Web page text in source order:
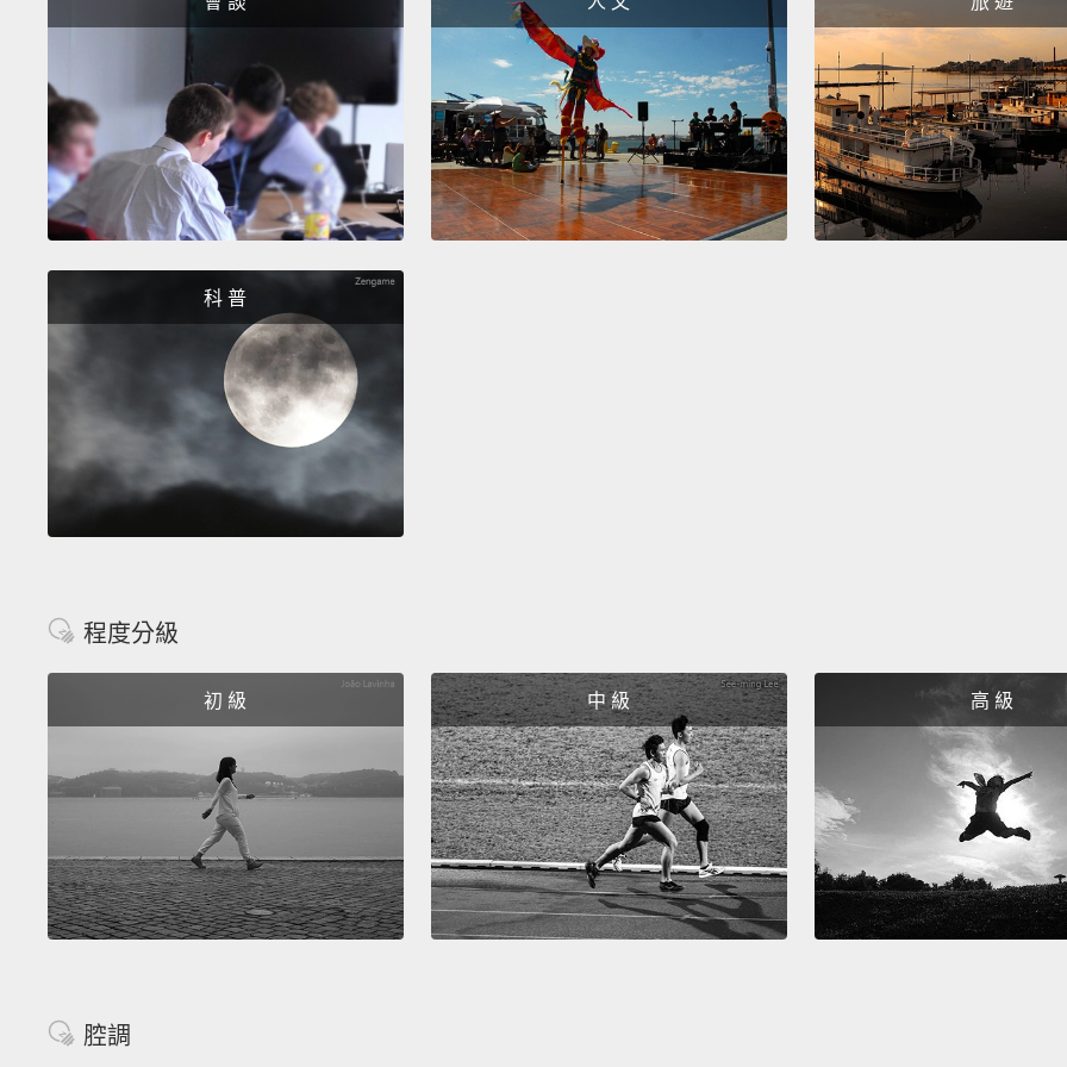
科 普
程度分級
初 級 中 級 高 級
腔調